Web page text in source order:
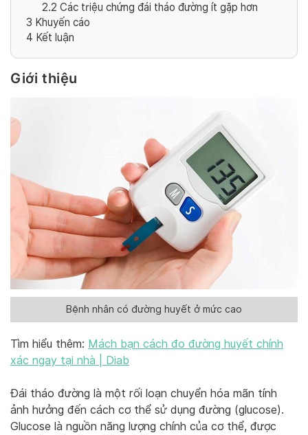
2.2 Các triệu chứng đái tháo đường ít gặp hơn
3 Khuyến cáo
4 Kết luận
Giới thiệu
Bệnh nhân có đường huyết ở mức cao
Tìm hiểu thêm: Mách bạn cách đo đường huyết chính
xác ngay tại nhà | Diab
Đái tháo đường là một rối loạn chuyển hóa mãn tính
ảnh hưởng đến cách cơ thể sử dụng đường (glucose).
Glucose là nguồn năng lượng chính của cơ thể, được